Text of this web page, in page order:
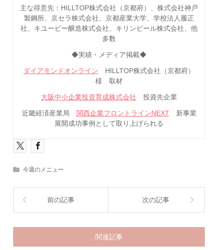
主な得意先：HILLTOP株式会社（京都府）、株式会社神戸
製鋼所、京セラ株式会社、京都産業大学、学校法人履正
社、キユーピー醸造株式会社、キリンビール株式会社、他
多数
◆実績・メディア掲載◆
ダイアモンドオンライン HILLTOP株式会社（京都府）
様 取材
大阪中小企業投資育成株式会社 投資先企業
近畿経済産業局 関西企業フロントラインNEXT新事業
展開成功事例として取り上げられる
今週のメニュー
前の記事 次の記事
関連記事